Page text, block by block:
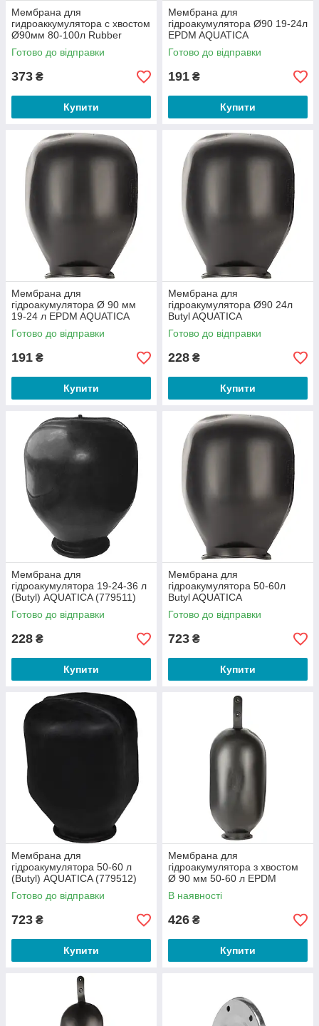
Мембрана для
гидроаккумулятора с хвостом
Ø90мм 80-100л Rubber
WETRON (779503)
Готово до відправки
373 ₴
Купити
Мембрана для
гідроакумулятора Ø90 19-24л
EPDM AQUATICA
Готово до відправки
191 ₴
Купити
Мембрана для
гідроакумулятора Ø 90 мм
19-24 л EPDM AQUATICA
ET24 (779510)
Готово до відправки
191 ₴
Купити
Мембрана для
гідроакумулятора Ø90 24л
Butyl AQUATICA
Готово до відправки
228 ₴
Купити
Мембрана для
гідроакумулятора 19-24-36 л
(Butyl) AQUATICA (779511)
Готово до відправки
228 ₴
Купити
Мембрана для
гідроакумулятора 50-60л
Butyl AQUATICA
Готово до відправки
723 ₴
Купити
Мембрана для
гідроакумулятора 50-60 л
(Butyl) AQUATICA (779512)
Готово до відправки
723 ₴
Купити
Мембрана для
гідроакумулятора з хвостом
Ø 90 мм 50-60 л EPDM
AQUATICA ET50 (779513)
В наявності
426 ₴
Купити